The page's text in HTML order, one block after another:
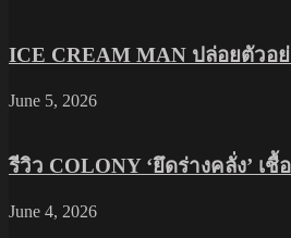
ICE CREAM MAN ปล่อยตัวอ
June 5, 2026
รีวิว COLONY ‘ยึดร่างคลั่ง’
June 4, 2026